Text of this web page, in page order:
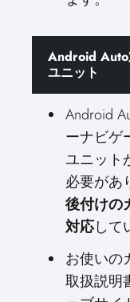
Android Auto
ユニット
Android
ーナビゲ
ユニット
必要があ
後付けの
対応して
お使いの
取扱説明